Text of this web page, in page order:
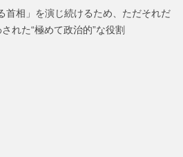
ジ
ジ
ジ
首相」を演じ続けるため、ただそれだ
れた“極めて政治的”な役割